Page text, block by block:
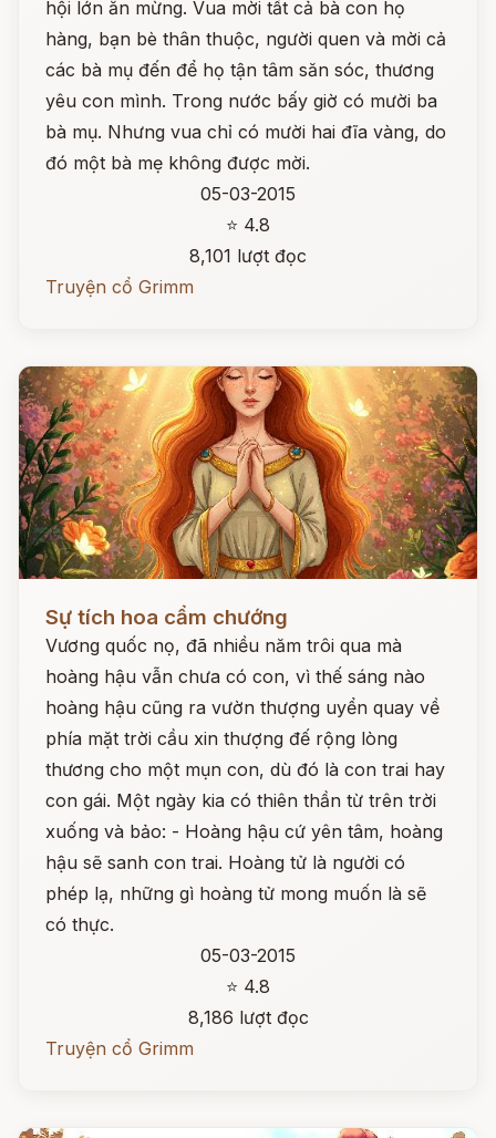
hội lớn ăn mừng. Vua mời tất cả bà con họ
hàng, bạn bè thân thuộc, người quen và mời cả
các bà mụ đến để họ tận tâm săn sóc, thương
yêu con mình. Trong nước bấy giờ có mười ba
bà mụ. Nhưng vua chỉ có mười hai đĩa vàng, do
đó một bà mẹ không được mời.
05-03-2015
⭐ 4.8
8,101 lượt đọc
Truyện cổ Grimm
Sự tích hoa cẩm chướng
Vương quốc nọ, đã nhiều năm trôi qua mà
hoàng hậu vẫn chưa có con, vì thế sáng nào
hoàng hậu cũng ra vườn thượng uyển quay về
phía mặt trời cầu xin thượng đế rộng lòng
thương cho một mụn con, dù đó là con trai hay
con gái. Một ngày kia có thiên thần từ trên trời
xuống và bảo: - Hoàng hậu cứ yên tâm, hoàng
hậu sẽ sanh con trai. Hoàng tử là người có
phép lạ, những gì hoàng tử mong muốn là sẽ
có thực.
05-03-2015
⭐ 4.8
8,186 lượt đọc
Truyện cổ Grimm